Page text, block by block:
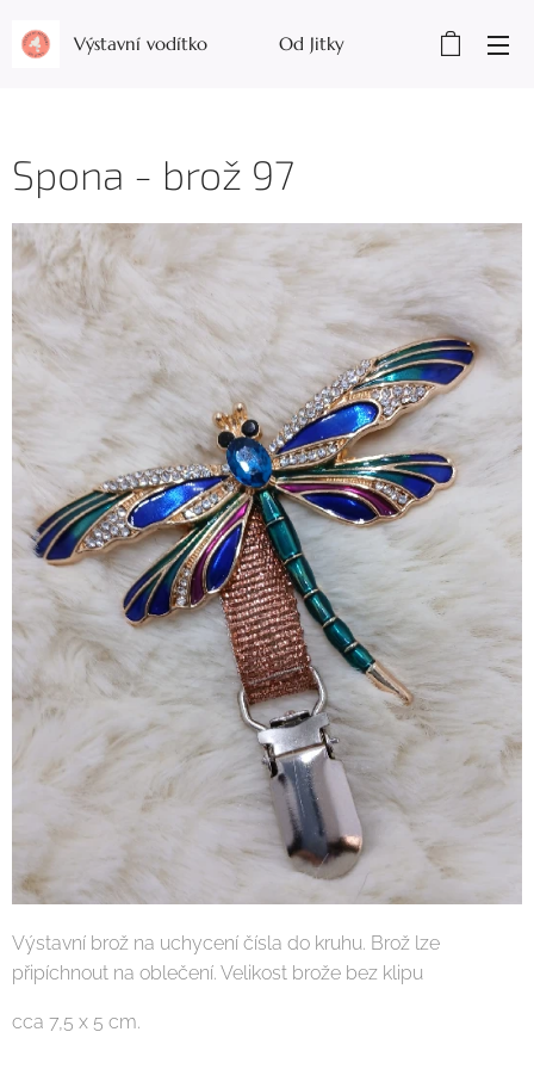
Výstavní vodítko Od Jitky
Spona - brož 97
Výstavní brož na uchycení čísla do kruhu. Brož lze
připíchnout na oblečení. Velikost brože bez klipu
cca 7,5 x 5 cm.